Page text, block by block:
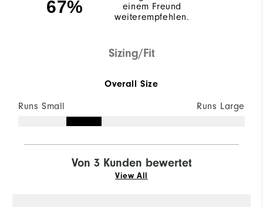
67%
einem Freund
weiterempfehlen.
Sizing/Fit
Overall Size
Runs Small Runs Large
Von 3 Kunden bewertet
View All